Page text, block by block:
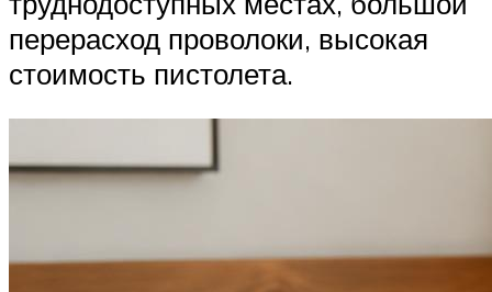
перерасход проволоки, высокая
стоимость пистолета.